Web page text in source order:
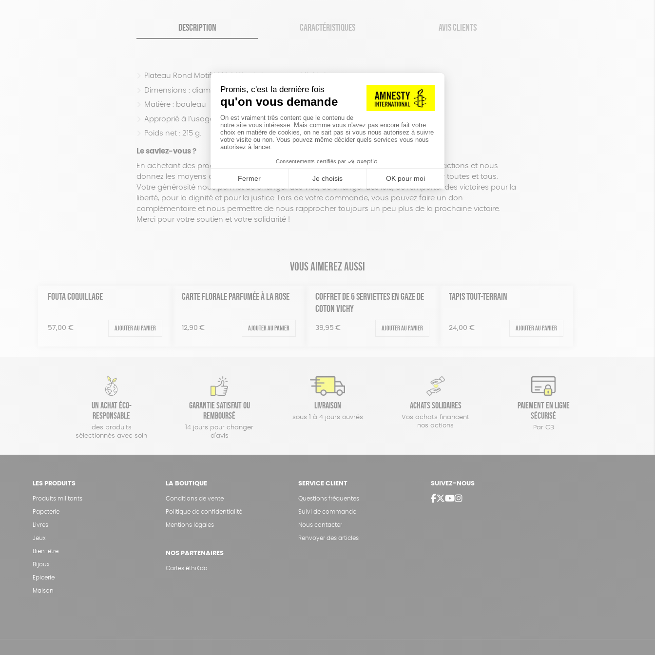
DESCRIPTION CARACTÉRISTIQUES AVIS CLIENTS
Plateau Rond Motif Méli-Mélo de la marque Mini Labo
Dimensions : diamètre 31 cm
Matière : bouleau
Approprié à l’usage de nourriture. Imperméable et incassable.
Poids net : 215 g.
Le saviez-vous ?
En achetant des produits sur notre boutique, vous participez au financement de nos actions et nous
donnez les moyens d’accomplir notre mission : faire respecter les droits humains pour toutes et tous.
Votre générosité nous permet de changer des vies, de changer des lois, de remporter des victoires pour la
liberté, pour la dignité et pour la justice. Lors de votre commande, vous pouvez faire un don
complémentaire et nous permettre de nous rapprocher toujours un peu plus de la prochaine victoire.
Merci pour votre soutien et votre solidarité !
Vous aimerez aussi
FOUTA COQUILLAGE
57,00 € Ajouter au panier
CARTE FLORALE PARFUMÉE À LA ROSE
12,90 € Ajouter au panier
COFFRET DE 6 SERVIETTES EN GAZE DE
COTON VICHY
39,95 € Ajouter au panier
TAPIS TOUT-TERRAIN
24,00 € Ajouter au panier
Un achat éco-
responsable
des produits
sélectionnés avec soin
Garantie satisfait ou
remboursé
14 jours pour changer
d'avis
Livraison
sous 1 à 4 jours ouvrés
Achats solidaires
Vos achats financent
nos actions
Paiement en ligne
sécurisé
Par CB
LES PRODUITS
Produits militants
Papeterie
Livres
Jeux
Bien-être
Bijoux
Epicerie
Maison
LA BOUTIQUE
Conditions de vente
Politique de confidentialité
Mentions légales
NOS PARTENAIRES
Cartes éthiKdo
SERVICE CLIENT
Questions fréquentes
Suivi de commande
Nous contacter
Renvoyer des articles
SUIVEZ-NOUS